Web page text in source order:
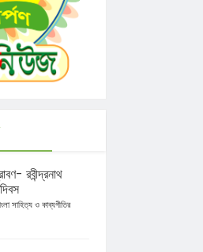
রবীন্দ্রনাথ
সাহিত্য ও কাব্যগীতির